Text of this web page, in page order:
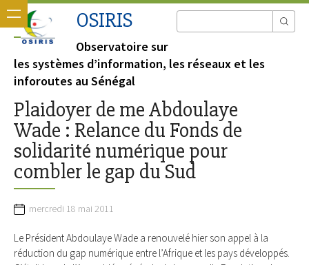
OSIRIS
Observatoire sur
les systèmes d’information, les réseaux et les
inforoutes au Sénégal
Plaidoyer de me Abdoulaye
Wade : Relance du Fonds de
solidarité numérique pour
combler le gap du Sud
mercredi 18 mai 2011
Le Président Abdoulaye Wade a renouvelé hier son appel à la
réduction du gap numérique entre l’Afrique et les pays développés.